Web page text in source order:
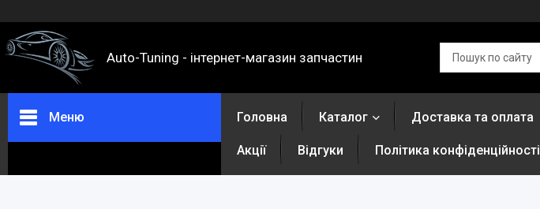
Auto-Tuning - інтернет-магазин запчастин
Меню Головна Каталог Доставка та оплата
Акції Відгуки Політика конфіденційності